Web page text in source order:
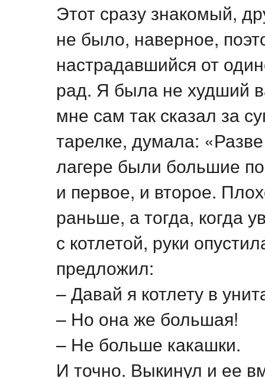
Этот сразу знакомый,
не было, наверное,
настрадавшийся от
рад. Я была не худший
мне сам так сказал за
тарелке, думала:
лагере были большие
и первое, и второе.
раньше, а тогда, когда
с котлетой, руки
предложил:
– Давай я котлету в
– Но она же большая!
– Не больше какашки.
И точно. Выкинул и ее